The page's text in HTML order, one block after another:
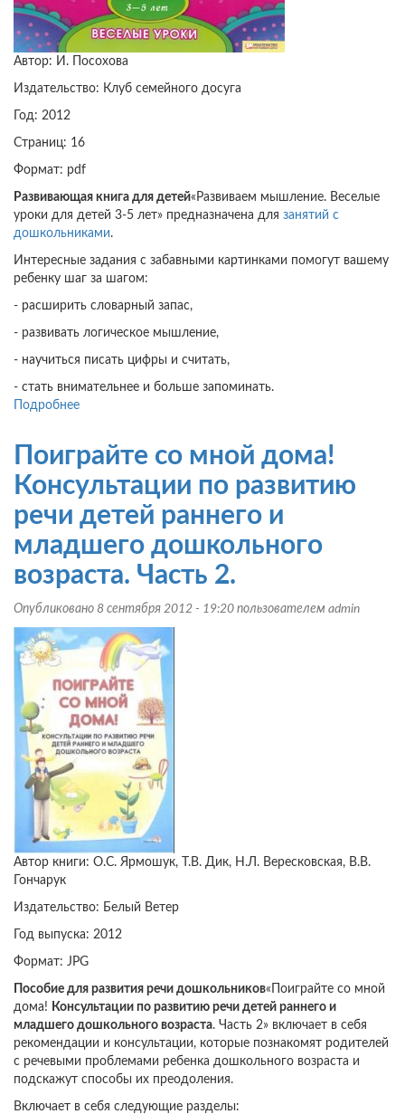
Автор: И. Посохова
Издательство: Клуб семейного досуга
Год: 2012
Страниц: 16
Формат: pdf
Развивающая книга для детей«Развиваем мышление. Веселые
уроки для детей 3-5 лет» предназначена для занятий с
дошкольниками.
Интересные задания с забавными картинками помогут вашему
ребенку шаг за шагом:
- расширить словарный запас,
- развивать логическое мышление,
- научиться писать цифры и считать,
- стать внимательнее и больше запоминать.
Подробнее
мышление.
Веселые
уроки
для
детей
3-
5
лет.
Поиграйте со мной дома!
Консультации по развитию
речи детей раннего и
младшего дошкольного
возраста. Часть 2.
Опубликовано 8 сентября 2012 - 19:20 пользователем admin
Автор книги: О.С. Ярмошук, Т.В. Дик, Н.Л. Вересковская, В.В.
Гончарук
Издательство: Белый Ветер
Год выпуска: 2012
Формат: JPG
Пособие для развития речи дошкольников«Поиграйте со мной
дома! Консультации по развитию речи детей раннего и
младшего дошкольного возраста. Часть 2» включает в себя
рекомендации и консультации, которые познакомят родителей
с речевыми проблемами ребенка дошкольного возраста и
подскажут способы их преодоления.
Включает в себя следующие разделы: